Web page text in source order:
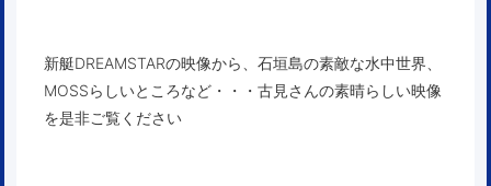
新艇DREAMSTARの映像から、石垣島の素敵な水中世界、
MOSSらしいところなど・・・古見さんの素晴らしい映像
を是非ご覧ください